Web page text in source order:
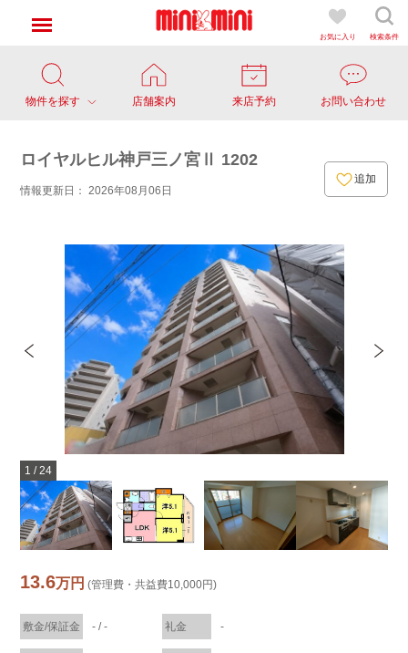
お気に入り 検索条件
物件を探す 店舗案内 来店予約 お問い合わせ
ロイヤルヒル神戸三ノ宮Ⅱ 1202
情報更新日： 2026年08月06日
追加
1 /24
13.6万円 (管理費・共益費10,000円)
敷金/保証金 - / - 礼金 -